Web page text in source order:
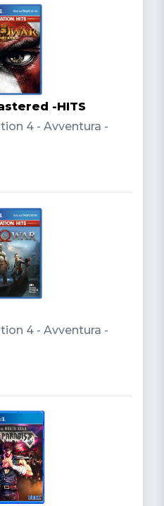
-HITS
4 - Avventura -
4 - Avventura -